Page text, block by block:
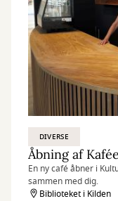
DIVERSE
Åbning af
En ny café åbner i
sammen med dig.
Biblioteket i Kilden